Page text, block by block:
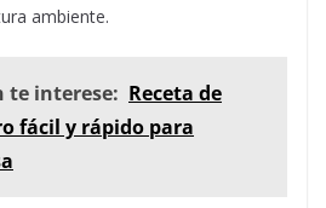
ambiente.
te interese: Receta de
fácil y rápido para